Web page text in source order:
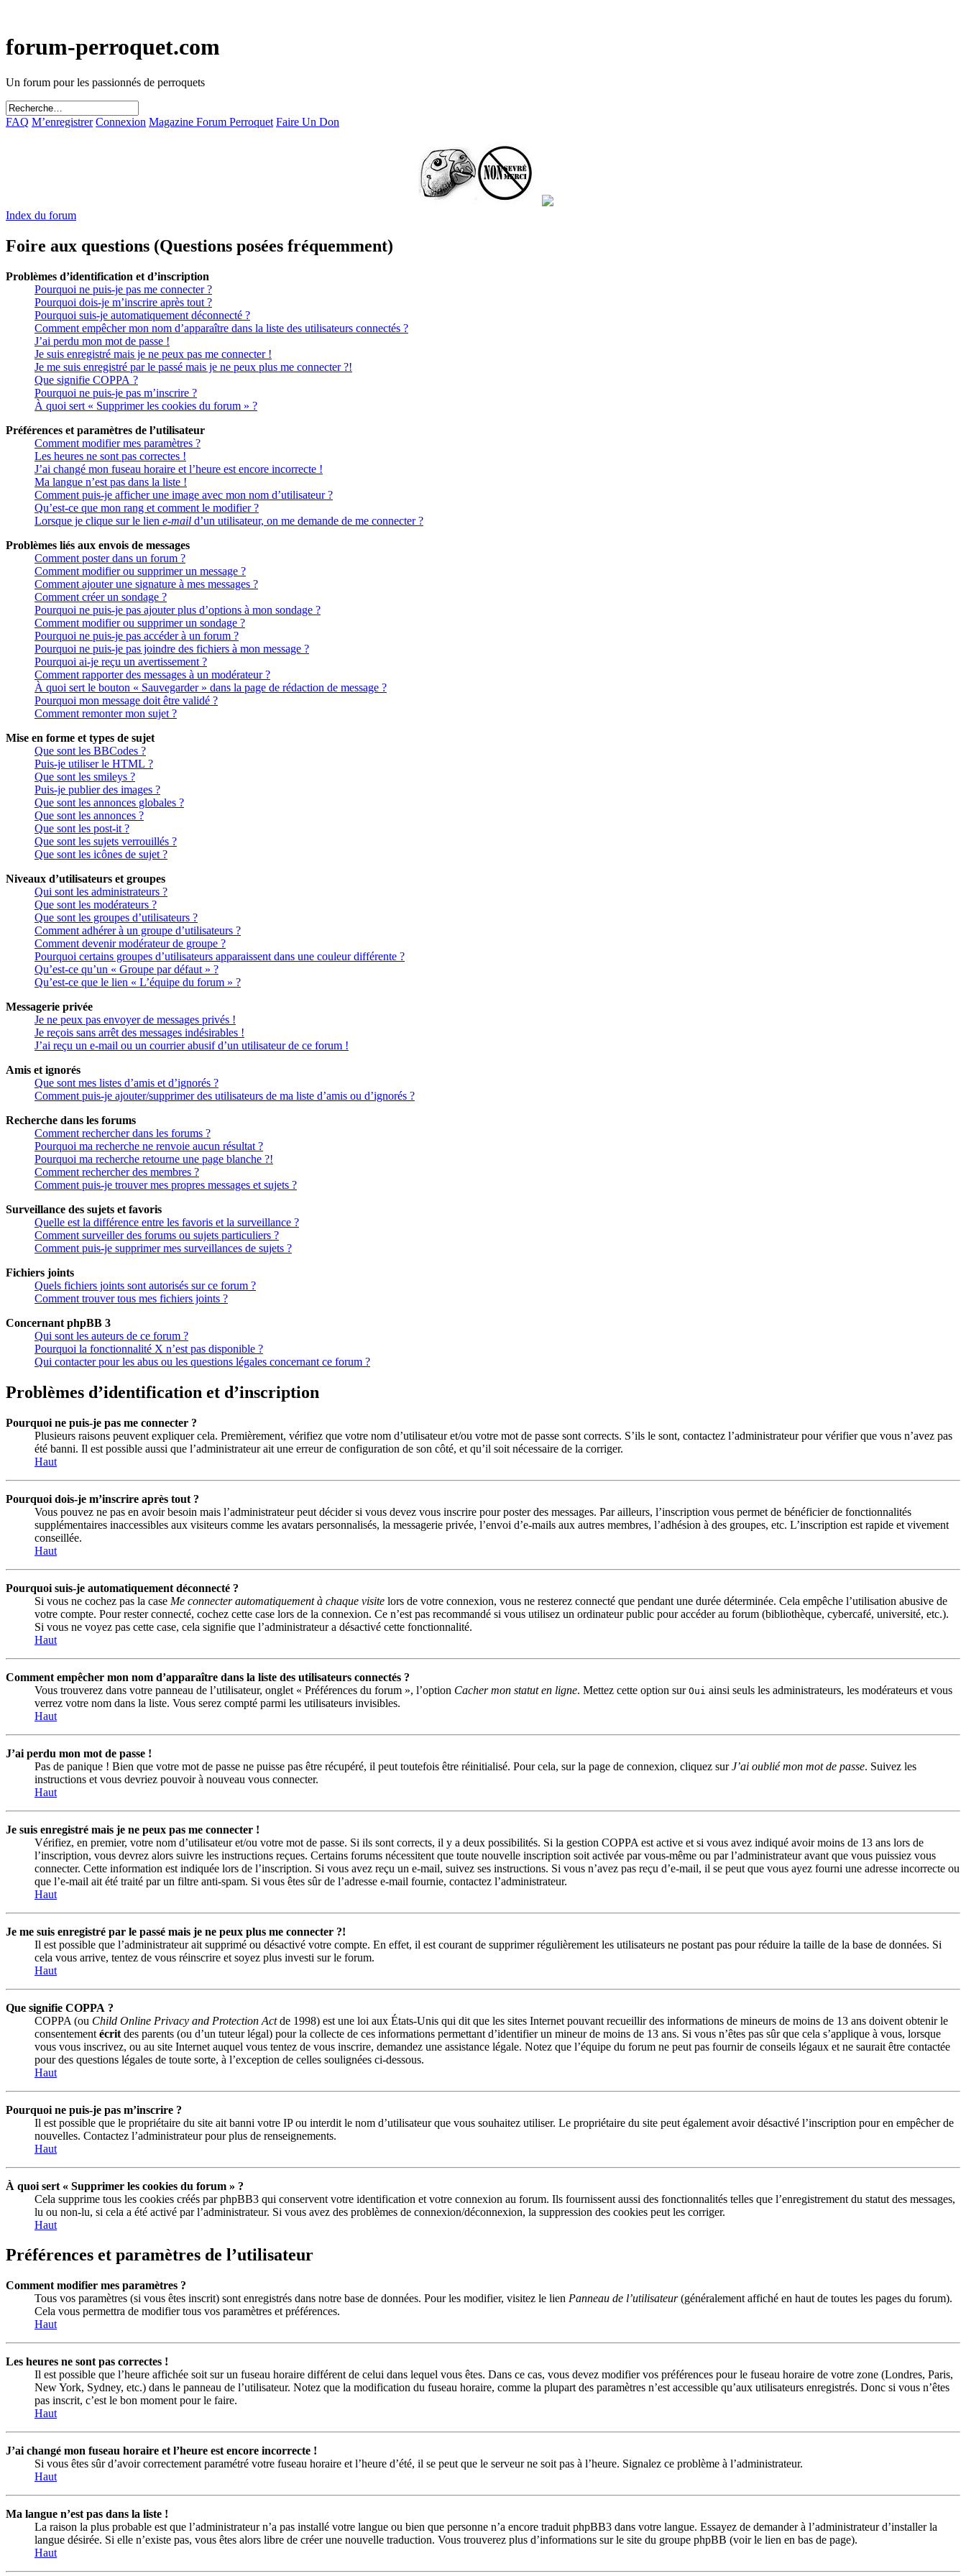
forum-perroquet.com
Un forum pour les passionnés de perroquets
FAQ M’enregistrer Connexion Magazine Forum Perroquet Faire Un Don
Index du forum
Foire aux questions (Questions posées fréquemment)
Problèmes d’identification et d’inscription
Pourquoi ne puis-je pas me connecter ?
Pourquoi dois-je m’inscrire après tout ?
Pourquoi suis-je automatiquement déconnecté ?
Comment empêcher mon nom d’apparaître dans la liste des utilisateurs connectés ?
J’ai perdu mon mot de passe !
Je suis enregistré mais je ne peux pas me connecter !
Je me suis enregistré par le passé mais je ne peux plus me connecter ?!
Que signifie COPPA ?
Pourquoi ne puis-je pas m’inscrire ?
À quoi sert « Supprimer les cookies du forum » ?
Préférences et paramètres de l’utilisateur
Comment modifier mes paramètres ?
Les heures ne sont pas correctes !
J’ai changé mon fuseau horaire et l’heure est encore incorrecte !
Ma langue n’est pas dans la liste !
Comment puis-je afficher une image avec mon nom d’utilisateur ?
Qu’est-ce que mon rang et comment le modifier ?
Lorsque je clique sur le lien e-mail d’un utilisateur, on me demande de me connecter ?
Problèmes liés aux envois de messages
Comment poster dans un forum ?
Comment modifier ou supprimer un message ?
Comment ajouter une signature à mes messages ?
Comment créer un sondage ?
Pourquoi ne puis-je pas ajouter plus d’options à mon sondage ?
Comment modifier ou supprimer un sondage ?
Pourquoi ne puis-je pas accéder à un forum ?
Pourquoi ne puis-je pas joindre des fichiers à mon message ?
Pourquoi ai-je reçu un avertissement ?
Comment rapporter des messages à un modérateur ?
À quoi sert le bouton « Sauvegarder » dans la page de rédaction de message ?
Pourquoi mon message doit être validé ?
Comment remonter mon sujet ?
Mise en forme et types de sujet
Que sont les BBCodes ?
Puis-je utiliser le HTML ?
Que sont les smileys ?
Puis-je publier des images ?
Que sont les annonces globales ?
Que sont les annonces ?
Que sont les post-it ?
Que sont les sujets verrouillés ?
Que sont les icônes de sujet ?
Niveaux d’utilisateurs et groupes
Qui sont les administrateurs ?
Que sont les modérateurs ?
Que sont les groupes d’utilisateurs ?
Comment adhérer à un groupe d’utilisateurs ?
Comment devenir modérateur de groupe ?
Pourquoi certains groupes d’utilisateurs apparaissent dans une couleur différente ?
Qu’est-ce qu’un « Groupe par défaut » ?
Qu’est-ce que le lien « L’équipe du forum » ?
Messagerie privée
Je ne peux pas envoyer de messages privés !
Je reçois sans arrêt des messages indésirables !
J’ai reçu un e-mail ou un courrier abusif d’un utilisateur de ce forum !
Amis et ignorés
Que sont mes listes d’amis et d’ignorés ?
Comment puis-je ajouter/supprimer des utilisateurs de ma liste d’amis ou d’ignorés ?
Recherche dans les forums
Comment rechercher dans les forums ?
Pourquoi ma recherche ne renvoie aucun résultat ?
Pourquoi ma recherche retourne une page blanche ?!
Comment rechercher des membres ?
Comment puis-je trouver mes propres messages et sujets ?
Surveillance des sujets et favoris
Quelle est la différence entre les favoris et la surveillance ?
Comment surveiller des forums ou sujets particuliers ?
Comment puis-je supprimer mes surveillances de sujets ?
Fichiers joints
Quels fichiers joints sont autorisés sur ce forum ?
Comment trouver tous mes fichiers joints ?
Concernant phpBB 3
Qui sont les auteurs de ce forum ?
Pourquoi la fonctionnalité X n’est pas disponible ?
Qui contacter pour les abus ou les questions légales concernant ce forum ?
Problèmes d’identification et d’inscription
Pourquoi ne puis-je pas me connecter ?
Plusieurs raisons peuvent expliquer cela. Premièrement, vérifiez que votre nom d’utilisateur et/ou votre mot de passe sont corrects. S’ils le sont, contactez l’administrateur pour vérifier que vous n’avez pas
été banni. Il est possible aussi que l’administrateur ait une erreur de configuration de son côté, et qu’il soit nécessaire de la corriger.
Haut
Pourquoi dois-je m’inscrire après tout ?
Vous pouvez ne pas en avoir besoin mais l’administrateur peut décider si vous devez vous inscrire pour poster des messages. Par ailleurs, l’inscription vous permet de bénéficier de fonctionnalités
supplémentaires inaccessibles aux visiteurs comme les avatars personnalisés, la messagerie privée, l’envoi d’e-mails aux autres membres, l’adhésion à des groupes, etc. L’inscription est rapide et vivement
conseillée.
Haut
Pourquoi suis-je automatiquement déconnecté ?
Si vous ne cochez pas la case Me connecter automatiquement à chaque visite lors de votre connexion, vous ne resterez connecté que pendant une durée déterminée. Cela empêche l’utilisation abusive de
votre compte. Pour rester connecté, cochez cette case lors de la connexion. Ce n’est pas recommandé si vous utilisez un ordinateur public pour accéder au forum (bibliothèque, cybercafé, université, etc.).
Si vous ne voyez pas cette case, cela signifie que l’administrateur a désactivé cette fonctionnalité.
Haut
Comment empêcher mon nom d’apparaître dans la liste des utilisateurs connectés ?
Vous trouverez dans votre panneau de l’utilisateur, onglet « Préférences du forum », l’option Cacher mon statut en ligne. Mettez cette option sur Oui ainsi seuls les administrateurs, les modérateurs et vous
verrez votre nom dans la liste. Vous serez compté parmi les utilisateurs invisibles.
Haut
J’ai perdu mon mot de passe !
Pas de panique ! Bien que votre mot de passe ne puisse pas être récupéré, il peut toutefois être réinitialisé. Pour cela, sur la page de connexion, cliquez surJ’ai oublié mon mot de passe. Suivez les
instructions et vous devriez pouvoir à nouveau vous connecter.
Haut
Je suis enregistré mais je ne peux pas me connecter !
Vérifiez, en premier, votre nom d’utilisateur et/ou votre mot de passe. Si ils sont corrects, il y a deux possibilités. Si la gestion COPPA est active et si vous avez indiqué avoir moins de 13 ans lors de
l’inscription, vous devrez alors suivre les instructions reçues. Certains forums nécessitent que toute nouvelle inscription soit activée par vous-même ou par l’administrateur avant que vous puissiez vous
connecter. Cette information est indiquée lors de l’inscription. Si vous avez reçu un e-mail, suivez ses instructions. Si vous n’avez pas reçu d’e-mail, il se peut que vous ayez fourni une adresse incorrecte ou
que l’e-mail ait été traité par un filtre anti-spam. Si vous êtes sûr de l’adresse e-mail fournie, contactez l’administrateur.
Haut
Je me suis enregistré par le passé mais je ne peux plus me connecter ?!
Il est possible que l’administrateur ait supprimé ou désactivé votre compte. En effet, il est courant de supprimer régulièrement les utilisateurs ne postant pas pour réduire la taille de la base de données. Si
cela vous arrive, tentez de vous réinscrire et soyez plus investi sur le forum.
Haut
Que signifie COPPA ?
COPPA (ou Child Online Privacy and Protection Actde 1998) est une loi aux États-Unis qui dit que les sites Internet pouvant recueillir des informations de mineurs de moins de 13 ans doivent obtenir le
consentement écrit des parents (ou d’un tuteur légal) pour la collecte de ces informations permettant d’identifier un mineur de moins de 13 ans. Si vous n’êtes pas sûr que cela s’applique à vous, lorsque
vous vous inscrivez, ou au site Internet auquel vous tentez de vous inscrire, demandez une assistance légale. Notez que l’équipe du forum ne peut pas fournir de conseils légaux et ne saurait être contactée
pour des questions légales de toute sorte, à l’exception de celles soulignées ci-dessous.
Haut
Pourquoi ne puis-je pas m’inscrire ?
Il est possible que le propriétaire du site ait banni votre IP ou interdit le nom d’utilisateur que vous souhaitez utiliser. Le propriétaire du site peut également avoir désactivé l’inscription pour en empêcher de
nouvelles. Contactez l’administrateur pour plus de renseignements.
Haut
À quoi sert « Supprimer les cookies du forum » ?
Cela supprime tous les cookies créés par phpBB3 qui conservent votre identification et votre connexion au forum. Ils fournissent aussi des fonctionnalités telles que l’enregistrement du statut des messages,
lu ou non-lu, si cela a été activé par l’administrateur. Si vous avez des problèmes de connexion/déconnexion, la suppression des cookies peut les corriger.
Haut
Préférences et paramètres de l’utilisateur
Comment modifier mes paramètres ?
Tous vos paramètres (si vous êtes inscrit) sont enregistrés dans notre base de données. Pour les modifier, visitez le lien Panneau de l’utilisateur(généralement affiché en haut de toutes les pages du forum).
Cela vous permettra de modifier tous vos paramètres et préférences.
Haut
Les heures ne sont pas correctes !
Il est possible que l’heure affichée soit sur un fuseau horaire différent de celui dans lequel vous êtes. Dans ce cas, vous devez modifier vos préférences pour le fuseau horaire de votre zone (Londres, Paris,
New York, Sydney, etc.) dans le panneau de l’utilisateur. Notez que la modification du fuseau horaire, comme la plupart des paramètres n’est accessible qu’aux utilisateurs enregistrés. Donc si vous n’êtes
pas inscrit, c’est le bon moment pour le faire.
Haut
J’ai changé mon fuseau horaire et l’heure est encore incorrecte !
Si vous êtes sûr d’avoir correctement paramétré votre fuseau horaire et l’heure d’été, il se peut que le serveur ne soit pas à l’heure. Signalez ce problème à l’administrateur.
Haut
Ma langue n’est pas dans la liste !
La raison la plus probable est que l’administrateur n’a pas installé votre langue ou bien que personne n’a encore traduit phpBB3 dans votre langue. Essayez de demander à l’administrateur d’installer la
langue désirée. Si elle n’existe pas, vous êtes alors libre de créer une nouvelle traduction. Vous trouverez plus d’informations sur le site du groupe phpBB (voir le lien en bas de page).
Haut